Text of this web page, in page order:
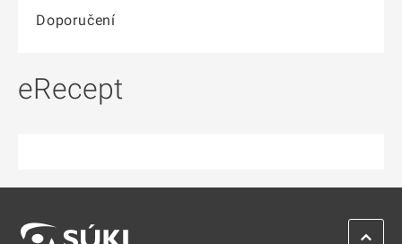
Doporučení
eRecept
ZPĚT